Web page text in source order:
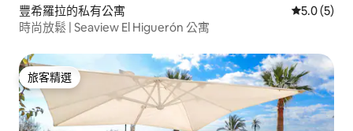
豐希羅拉的私有公寓 從 5 則評
5.0 (5)
時尚放鬆 | Seaview El Higuerón 公寓
旅客精選
旅客精選